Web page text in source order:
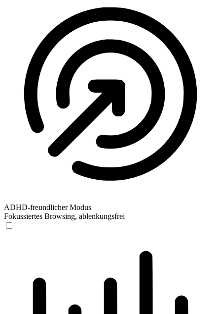
ADHD-freundlicher Modus
Fokussiertes Browsing, ablenkungsfrei